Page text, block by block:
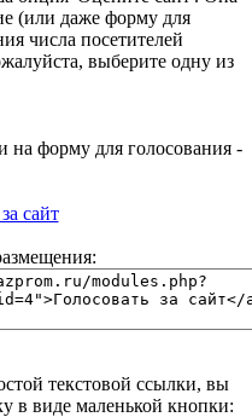
(или даже форму для
числа посетителей
выберите одну из
форму для голосования -
сайт
текстовой ссылки, вы
в виде маленькой кнопки: